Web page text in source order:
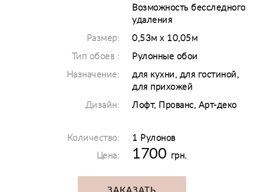
Возможность бесследного
удаления
Размер: 0,53м х 10,05м
Тип обоев : Рулонные обои
Назначение:
для кухни, для гостиной,
для прихожей
Дизайн: Лофт, Прованс, Арт-деко
Количество:
1 Рулонов
Цена:
1700 грн.